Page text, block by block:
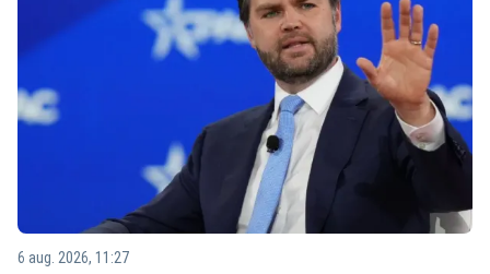
6 aug. 2026, 11:27